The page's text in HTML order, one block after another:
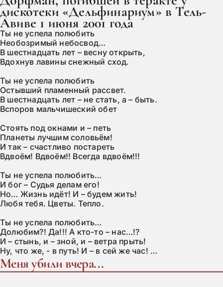
дискотеки «Дельфинариум» в Тель-
Авиве 1 июня 2001 года
Ты не успела полюбить
Необозримый небосвод…
В шестнадцать лет – весну открыть,
Вдохнув лавины снежный сход.
Ты не успела полюбить
Остывший пламенный рассвет.
В шестнадцать лет – не стать, а – быть.
Вспоров мальчишеский обет
Стоять под окнами и – петь
Планеты лучшим соловьём!
И так – счастливо постареть
Вдвоём! Вдвоём!! Всегда вдвоём!!!
Ты не успела полюбить…
И бог – Судья делам его!
Но… Жизнь идёт! И – будем жить!
Любя тебя. Цветы. Тепло.
Ты не успела полюбить…
Долюбим?! Да!!! А кто-то – нас…!?
И – стынь, и – зной, и – ветра прыть!
Ну, что же, - в путь! И – в сей же час! …
Меня убили вчера...